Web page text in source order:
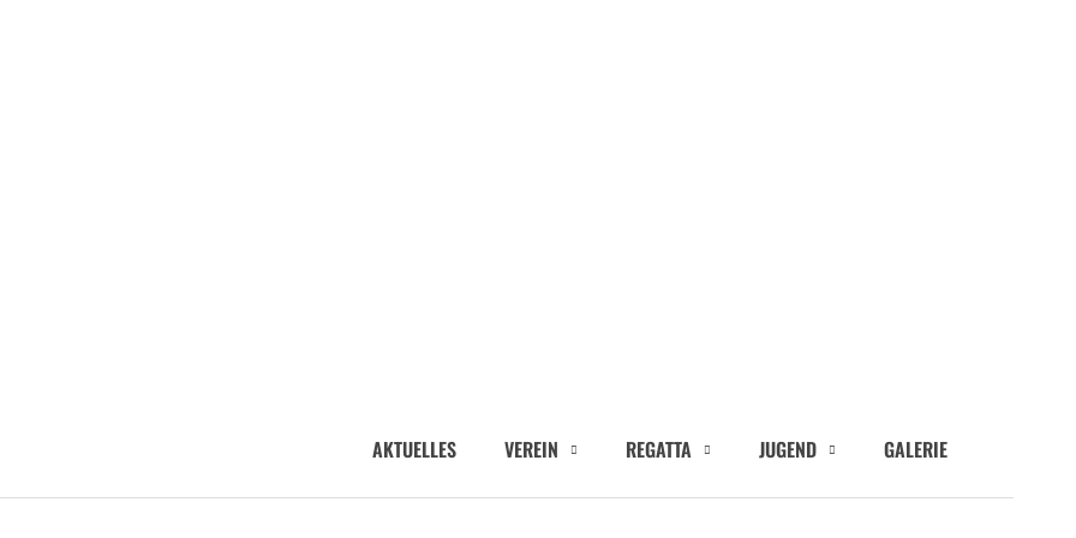
AKTUELLES VEREIN REGATTA JUGEND GALERIE